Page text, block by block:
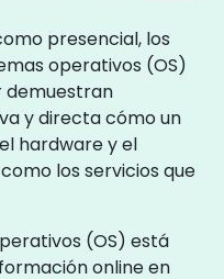
presencial, los
operativos (OS)
demuestran
y directa cómo un
hardware y el
los servicios que
(OS) está
online en